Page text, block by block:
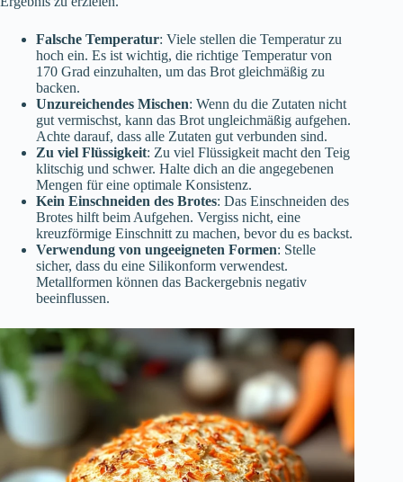
Falsche Temperatur: Viele stellen die Temperatur zu
hoch ein. Es ist wichtig, die richtige Temperatur von
170 Grad einzuhalten, um das Brot gleichmäßig zu
backen.
Unzureichendes Mischen: Wenn du die Zutaten nicht
gut vermischst, kann das Brot ungleichmäßig aufgehen.
Achte darauf, dass alle Zutaten gut verbunden sind.
Zu viel Flüssigkeit: Zu viel Flüssigkeit macht den Teig
klitschig und schwer. Halte dich an die angegebenen
Mengen für eine optimale Konsistenz.
Kein Einschneiden des Brotes: Das Einschneiden des
Brotes hilft beim Aufgehen. Vergiss nicht, eine
kreuzförmige Einschnitt zu machen, bevor du es backst.
Verwendung von ungeeigneten Formen: Stelle
sicher, dass du eine Silikonform verwendest.
Metallformen können das Backergebnis negativ
beeinflussen.